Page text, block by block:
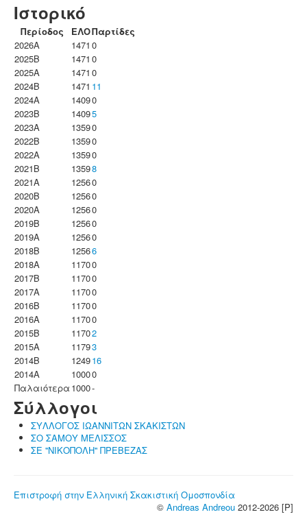
Ιστορικό
Περίοδος ΕΛΟΠαρτίδες
2026A
1471 0
2025B
1471 0
2025A
1471 0
2024B
1471 11
2024A
14090
2023B
14095
2023Α
13590
2022B
13590
2022A
13590
2021B
13598
2021A
12560
2020B
12560
2020A
12560
2019B
12560
2019A
12560
2018B
12566
2018A
11700
2017B
11700
2017A
11700
2016B
11700
2016A
11700
2015B
11702
2015A
11793
2014B
124916
2014A
10000
Παλαιότερα 1000-
Σύλλογοι
ΣΥΛΛΟΓΟΣ ΙΩΑΝΝΙΤΩΝ ΣΚΑΚΙΣΤΩΝ
ΣΟ ΣΑΜΟΥ ΜΕΛΙΣΣΟΣ
ΣΕ ''ΝΙΚΟΠΟΛΗ'' ΠΡΕΒΕΖΑΣ
Επιστροφή στην Ελληνική Σκακιστική Ομοσπονδία
© Andreas Andreou 2012-2026 [P]